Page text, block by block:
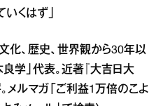
くはず」
化、歴史、世界観から30年以
良学」代表。近著『大吉日大
メルマガ「ご利益1万倍のこよ